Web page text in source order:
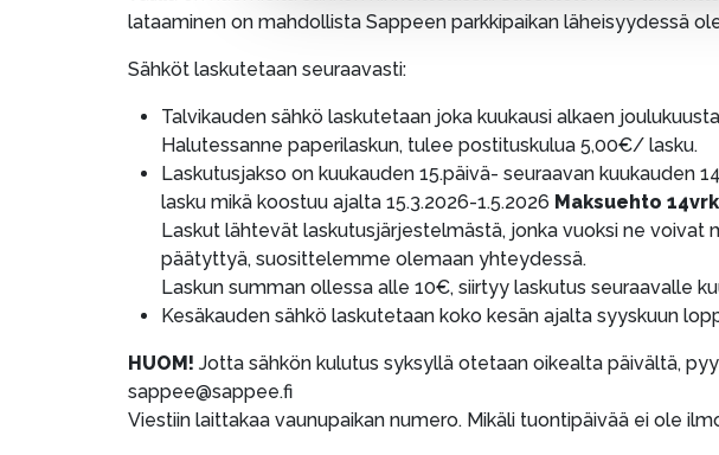
lataaminen on mahdollista Sappeen parkkipaikan läheisyydessä
Sähköt laskutetaan seuraavasti:
Talvikauden sähkö laskutetaan joka kuukausi alkaen
Halutessanne paperilaskun, tulee postituskulua 5,00€/ lasku.
Laskutusjakso on kuukauden 15.päivä- seuraavan kuukauden
lasku mikä koostuu ajalta 15.3.2026-1.5.2026 Maksuehto
Laskut lähtevät laskutusjärjestelmästä, jonka vuoksi ne voivat
päätyttyä, suosittelemme olemaan yhteydessä.
Laskun summan ollessa alle 10€, siirtyy laskutus seuraavalle
Kesäkauden sähkö laskutetaan koko kesän ajalta syyskuun
HUOM! Jotta sähkön kulutus syksyllä otetaan oikealta päivältä,
sappee@sappee.fi
Viestiin laittakaa vaunupaikan numero. Mikäli tuontipäivää ei ole